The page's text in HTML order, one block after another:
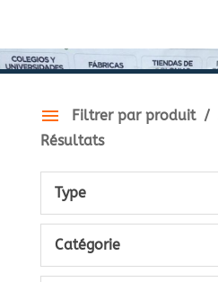
Filtrer par produit
Résultats
Type
Catégorie